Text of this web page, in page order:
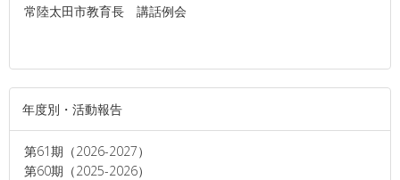
常陸太田市教育長 講話例会
年度別・活動報告
第61期（2026-2027）
第60期（2025-2026）